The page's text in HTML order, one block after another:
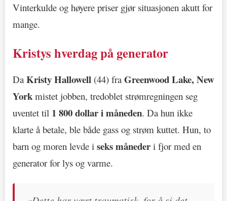
Vinterkulde og høyere priser gjør situasjonen akutt for
mange.
Kristys hverdag på generator
DaKristy Hallowell (44) fraGreenwood Lake, New
York mistet jobben, tredoblet strømregningen seg
uventet til 1 800 dollar i måneden. Da hun ikke
klarte å betale, ble både gass og strøm kuttet. Hun, to
barn og moren levde i seks måneder i fjor med en
generator for lys og varme.